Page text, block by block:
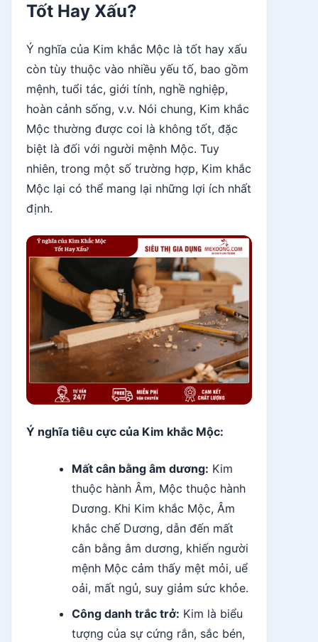
Tốt Hay Xấu?
Ý nghĩa của Kim khắc Mộc là tốt hay xấu
còn tùy thuộc vào nhiều yếu tố, bao gồm
mệnh, tuổi tác, giới tính, nghề nghiệp,
hoàn cảnh sống, v.v. Nói chung, Kim khắc
Mộc thường được coi là không tốt, đặc
biệt là đối với người mệnh Mộc. Tuy
nhiên, trong một số trường hợp, Kim khắc
Mộc lại có thể mang lại những lợi ích nhất
định.
Ý nghĩa tiêu cực của Kim khắc Mộc:
Mất cân bằng âm dương: Kim
thuộc hành Âm, Mộc thuộc hành
Dương. Khi Kim khắc Mộc, Âm
khắc chế Dương, dẫn đến mất
cân bằng âm dương, khiến người
mệnh Mộc cảm thấy mệt mỏi, uể
oải, mất ngủ, suy giảm sức khỏe.
Công danh trắc trở: Kim là biểu
tượng của sự cứng rắn, sắc bén,